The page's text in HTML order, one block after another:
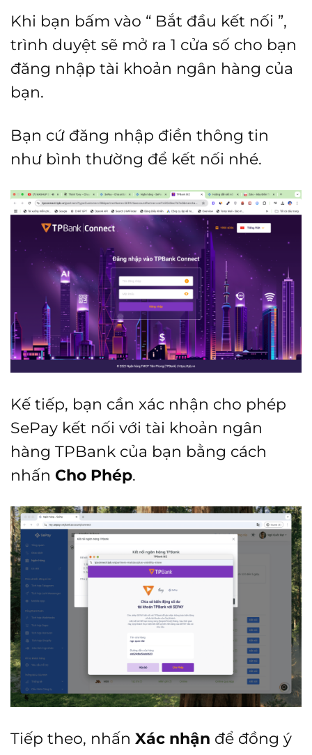
Khi bạn bấm vào “ Bắt đầu kết nối ”,
trình duyệt sẽ mở ra 1 cửa số cho bạn
đăng nhập tài khoản ngân hàng của
bạn.
Bạn cứ đăng nhập điền thông tin
như bình thường để kết nối nhé.
Kế tiếp, bạn cần xác nhận cho phép
SePay kết nối với tài khoản ngân
hàng TPBank của bạn bằng cách
nhấn Cho Phép.
Tiếp theo, nhấn Xác nhận để đồng ý